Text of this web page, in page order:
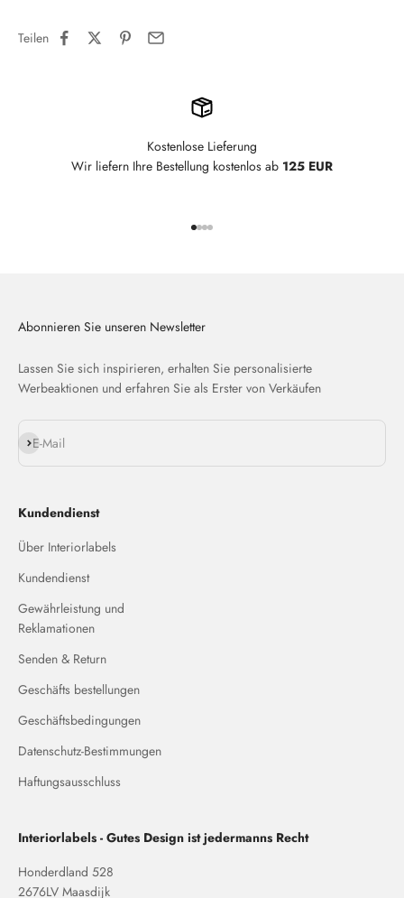
Teilen
Kostenlose Lieferung
Wir liefern Ihre Bestellung kostenlos ab 125 EUR
Abonnieren Sie unseren Newsletter
Lassen Sie sich inspirieren, erhalten Sie personalisierte
Werbeaktionen und erfahren Sie als Erster von Verkäufen
E-Mail
Abonnieren
Kundendienst
Über Interiorlabels
Kundendienst
Gewährleistung und
Reklamationen
Senden & Return
Geschäfts bestellungen
Geschäftsbedingungen
Datenschutz-Bestimmungen
Haftungsausschluss
Interiorlabels - Gutes Design ist jedermanns Recht
Honderdland 528
2676LV Maasdijk